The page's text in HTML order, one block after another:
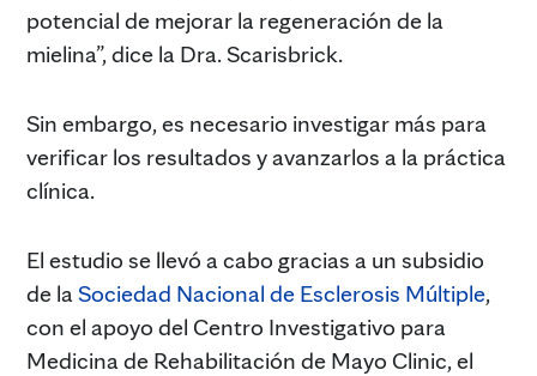
potencial de mejorar la regeneración de la
mielina”, dice la Dra. Scarisbrick.
Sin embargo, es necesario investigar más para
verificar los resultados y avanzarlos a la práctica
clínica.
El estudio se llevó a cabo gracias a un subsidio
de la Sociedad Nacional de Esclerosis Múltiple,
con el apoyo del Centro Investigativo para
Medicina de Rehabilitación de Mayo Clinic, el